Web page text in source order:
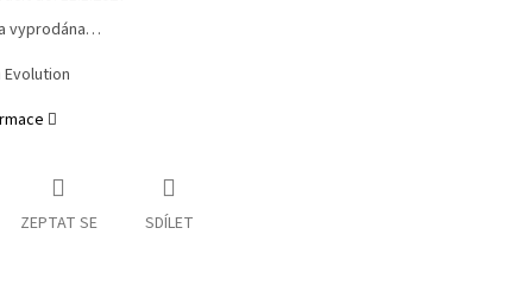
vyprodána…
Evolution
ZEPTAT SE SDÍLET